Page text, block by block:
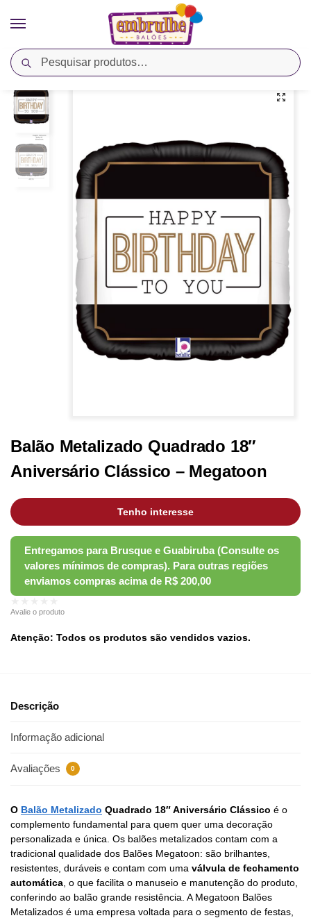
Pesquisar
Início Cores Preto / Balão Metalizado Quadrado 18″ Aniversário Clássico – Megatoon
Balão Metalizado Quadrado 18″
Aniversário Clássico – Megatoon
Tenho interesse
Avalie o produto
Atenção: Todos os produtos são vendidos vazios.
Descrição
Informação adicional
Avaliações 0
O Balão Metalizado Quadrado 18″ Aniversário Clássico é o
complemento fundamental para quem quer uma decoração
personalizada e única. Os balões metalizados contam com a
tradicional qualidade dos Balões Megatoon: são brilhantes,
resistentes, duráveis e contam com uma válvula de fechamento
automática , o que facilita o manuseio e manutenção do produto,
conferindo ao balão grande resistência. A Megatoon Balões
Metalizados é uma empresa voltada para o segmento de festas,